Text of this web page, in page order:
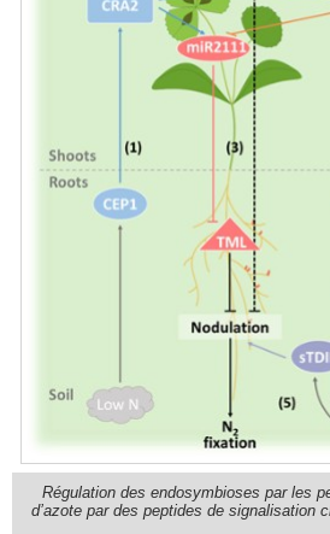
Régulation des endosymbioses par les
d’azote par des peptides de signalisation